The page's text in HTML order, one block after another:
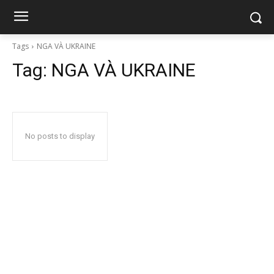
Tags NGA VÀ UKRAINE
Tag: NGA VÀ UKRAINE
No posts to display